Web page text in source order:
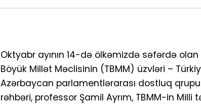
Oktyabr ayının 14-də ölkəmizdə səfərdə olan
Böyük Millət Məclisinin (TBMM) üzvləri –
Azərbaycan parlamentlərarası dostluq
rəhbəri, professor Şamil Ayrım, TBMM-in Milli